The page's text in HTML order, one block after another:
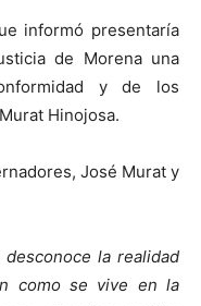
informó presentaría
de Morena una
y de los
Hinojosa.
José Murat y
la realidad
como se vive en la